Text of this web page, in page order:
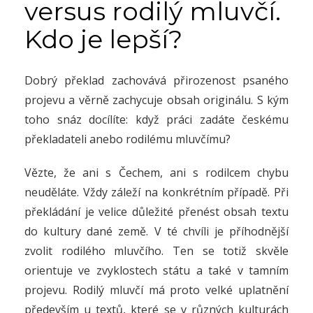
versus rodilý mluvčí.
Kdo je lepší?
Dobrý překlad zachovává přirozenost psaného
projevu a věrně zachycuje obsah originálu. S kým
toho snáz docílíte: když práci zadáte českému
překladateli anebo rodilému mluvčímu?
Vězte, že ani s Čechem, ani s rodilcem chybu
neuděláte. Vždy záleží na konkrétním případě. Při
překládání je velice důležité přenést obsah textu
do kultury dané země. V té chvíli je příhodnější
zvolit rodilého mluvčího. Ten se totiž skvěle
orientuje ve zvyklostech státu a také v tamním
projevu. Rodilý mluvčí má proto velké uplatnění
především u textů, které se v různých kulturách